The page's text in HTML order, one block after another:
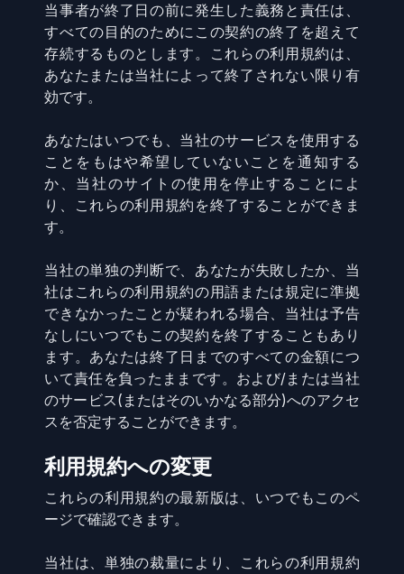
当事者が終了日の前に発生した義務と責任は、
すべての目的のためにこの契約の終了を超えて
存続するものとします。これらの利用規約は、
あなたまたは当社によって終了されない限り有
効です。
あなたはいつでも、当社のサービスを使用する
ことをもはや希望していないことを通知する
か、当社のサイトの使用を停止することによ
り、これらの利用規約を終了することができま
す。
当社の単独の判断で、あなたが失敗したか、当
社はこれらの利用規約の用語または規定に準拠
できなかったことが疑われる場合、当社は予告
なしにいつでもこの契約を終了することもあり
ます。あなたは終了日までのすべての金額につ
いて責任を負ったままです。および/または当社
のサービス(またはそのいかなる部分)へのアクセ
スを否定することができます。
利用規約への変更
これらの利用規約の最新版は、いつでもこのペ
ージで確認できます。
当社は、単独の裁量により、これらの利用規約